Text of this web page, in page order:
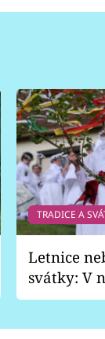
TRADICE A
Letnice
svátky: V
pondělí